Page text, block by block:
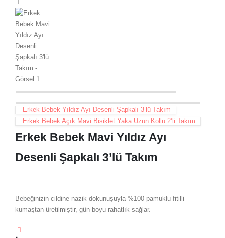
Erkek Bebek Yıldız Ayı Desenli Şapkalı 3’lü Takım
Erkek Bebek Açık Mavi Bisiklet Yaka Uzun Kollu 2’li Takım
Erkek Bebek Mavi Yıldız Ayı
Desenli Şapkalı 3’lü Takım
Bebeğinizin cildine nazik dokunuşuyla %100 pamuklu fitilli
kumaştan üretilmiştir, gün boyu rahatlık sağlar.